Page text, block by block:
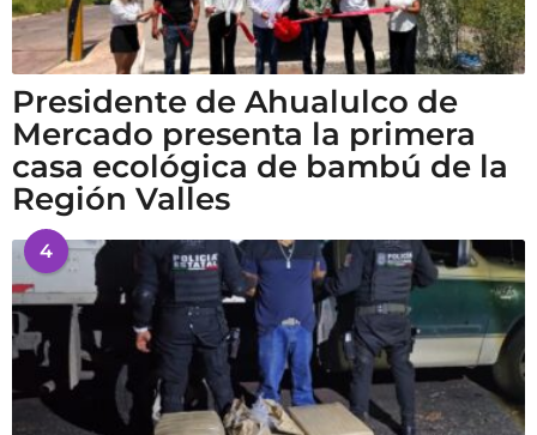
Presidente de Ahualulco de
Mercado presenta la primera
casa ecológica de bambú de la
Región Valles
4